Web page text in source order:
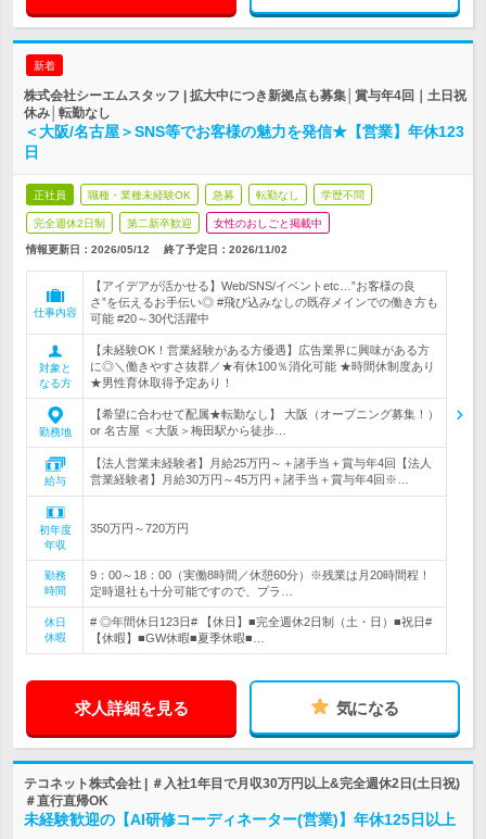
新着
株式会社シーエムスタッフ | 拡大中につき新拠点も募集│賞与年4回｜土日祝
休み│転勤なし
＜大阪/名古屋＞SNS等でお客様の魅力を発信★【営業】年休123
日
正社員 職種・業種未経験OK 急募 転勤なし 学歴不問
完全週休2日制 第二新卒歓迎 女性のおしごと掲載中
情報更新日：2026/05/12 終了予定日： 2026/11/02
仕事内容
【アイデアが活かせる】Web/SNS/イベントetc…”お客様の良
さ”を伝えるお手伝い◎ #飛び込みなしの既存メインでの働き方も
可能 #20～30代活躍中
対象と
なる方
【未経験OK！営業経験がある方優遇】広告業界に興味がある方
に◎＼働きやすさ抜群／★有休100％消化可能 ★時間休制度あり
★男性育休取得予定あり！
勤務地
【希望に合わせて配属★転勤なし】 大阪（オープニング募集！）
or 名古屋 ＜大阪＞梅田駅から徒歩…
給与
【法人営業未経験者】月給25万円～＋諸手当＋賞与年4回【法人
営業経験者】月給30万円～45万円＋諸手当＋賞与年4回※…
初年度
年収
350万円～720万円
勤務
時間
9：00～18：00（実働8時間／休憩60分）※残業は月20時間程！
定時退社も十分可能ですので、プラ…
休日
休暇
# ◎年間休日123日# 【休日】■完全週休2日制（土・日）■祝日#
【休暇】■GW休暇■夏季休暇■…
求人詳細を見る 気になる
テコネット株式会社 | ＃入社1年目で月収30万円以上&完全週休2日(土日祝)
＃直行直帰OK
未経験歓迎の【AI研修コーディネーター(営業)】年休125日以上